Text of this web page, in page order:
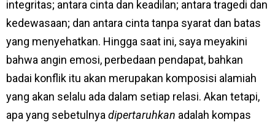
integritas; antara cinta dan keadilan; antara tragedi dan
kedewasaan; dan antara cinta tanpa syarat dan batas
yang menyehatkan. Hingga saat ini, saya meyakini
bahwa angin emosi, perbedaan pendapat, bahkan
badai konflik itu akan merupakan komposisi alamiah
yang akan selalu ada dalam setiap relasi. Akan tetapi,
apa yang sebetulnya dipertaruhkan adalah kompas